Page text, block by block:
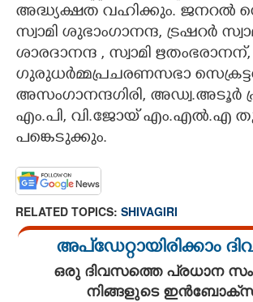
അദ്ധ്യക്ഷത വഹിക്കും. ജനറൽ‍
സ്വാമി ശുഭാംഗാനന്ദ, ട്രഷറർ
ശാരദാനന്ദ , സ്വാമി ഋതംഭരാനന്,
ഗുരുധർമ്മപ്രചരണസഭാ
അസംഗാനന്ദഗിരി, അഡ്വ.അടൂർ
എം.പി, വി.ജോയ് എം.എൽ.എ
പങ്കെടുക്കും.
RELATED TOPICS: SHIVAGIRI
അപ്ഡേറ്റായിരിക്കാം
ഒരു ദിവസത്തെ പ്രധാന
നിങ്ങളുടെ